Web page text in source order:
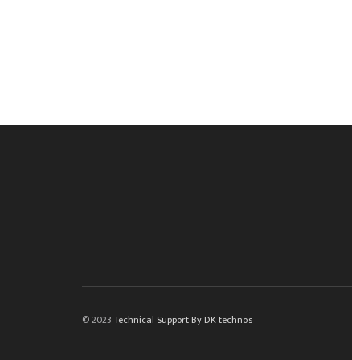
© 2023 Technical Support By DK techno's